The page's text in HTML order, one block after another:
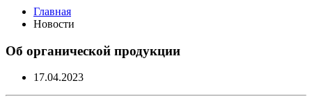
Главная
Новости
Об органической продукции
17.04.2023